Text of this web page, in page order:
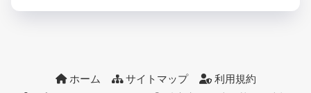
ホーム サイトマップ
利用規約